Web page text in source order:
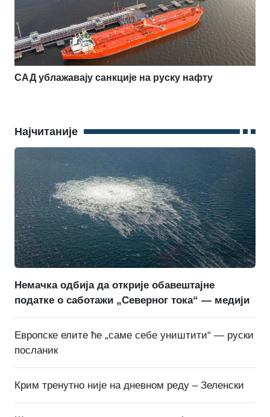
САД ублажавају санкције на руску нафту
Најчитаније
Немачка одбија да открије обавештајне
податке о саботажи „Северног тока“ — медији
Европске елите ће „саме себе уништити“ — руски
посланик
Крим тренутно није на дневном реду – Зеленски